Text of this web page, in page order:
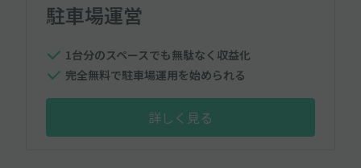
駐車場運営
1台分のスペースでも無駄なく収益化
完全無料で駐車場運用を始められる
詳しく見る